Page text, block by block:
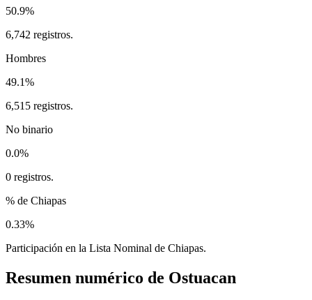
50.9%
6,742 registros.
Hombres
49.1%
6,515 registros.
No binario
0.0%
0 registros.
% de Chiapas
0.33%
Participación en la Lista Nominal de Chiapas.
Resumen numérico de Ostuacan